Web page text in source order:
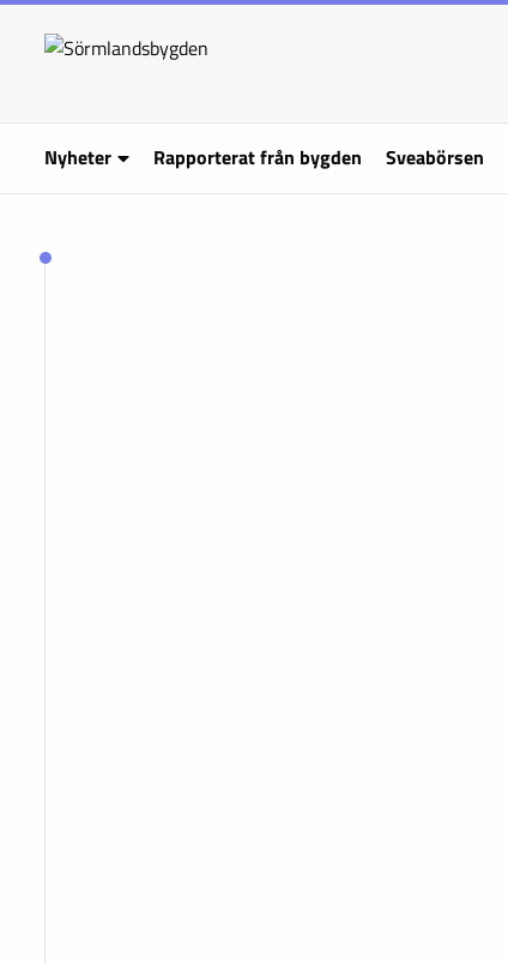
Nyheter Rapporterat från bygden Sveabörsen